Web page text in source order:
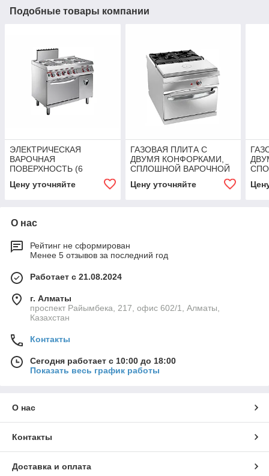
Подобные товары компании
ЭЛЕКТРИЧЕСКАЯ
ВАРОЧНАЯ
ПОВЕРХНОСТЬ (6
КРУГЛЫХ КОНФОРОК) НА
ЭЛЕКТРИЧЕСКОЙ
Цену уточняйте
ГАЗОВАЯ ПЛИТА С
ДВУМЯ КОНФОРКАМИ,
СПЛОШНОЙ ВАРОЧНОЙ
ГАЗОВОЙ ПЕЧИ
Цену уточняйте
О нас
Рейтинг не сформирован
Менее 5 отзывов за последний год
Работает с 21.08.2024
г. Алматы
проспект Райымбека, 217, офис 602/1, Алматы,
Казахстан
Контакты
Сегодня работает с 10:00 до 18:00
Показать весь график работы
О нас
Контакты
Доставка и оплата